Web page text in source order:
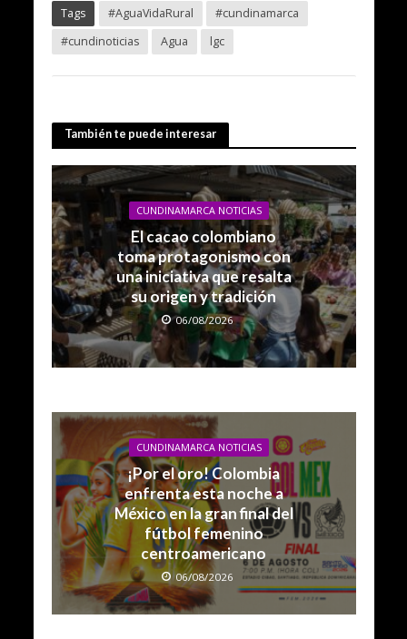
Tags #AguaVidaRural
#cundinamarca
#cundinoticias
Agua lgc
También te puede interesar
CUNDINAMARCA NOTICIAS
El cacao colombiano
toma protagonismo con
una iniciativa que resalta
su origen y tradición
06/08/2026
CUNDINAMARCA NOTICIAS
¡Por el oro! Colombia
enfrenta esta noche a
México en la gran final del
fútbol femenino
centroamericano
06/08/2026